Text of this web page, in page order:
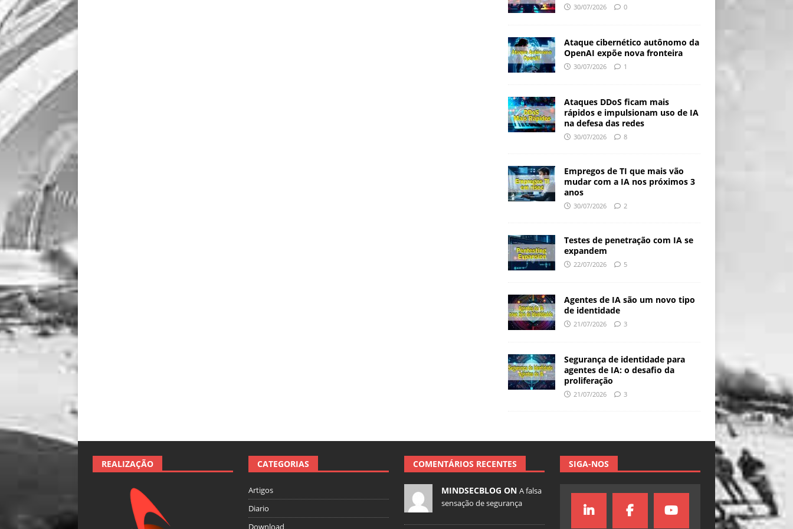
30/07/2026 0
Ataque cibernético autônomo da
OpenAI expõe nova fronteira
30/07/2026 1
Ataques DDoS ficam mais
rápidos e impulsionam uso de IA
na defesa das redes
30/07/2026 8
Empregos de TI que mais vão
mudar com a IA nos próximos 3
anos
30/07/2026 2
Testes de penetração com IA se
expandem
22/07/2026 5
Agentes de IA são um novo tipo
de identidade
21/07/2026 3
Segurança de identidade para
agentes de IA: o desafio da
proliferação
21/07/2026 3
REALIZAÇÃO CATEGORIAS
Artigos
Diario
Download
COMENTÁRIOS RECENTES
MINDSECBLOG ON A falsa
sensação de segurança
SIGA-NOS